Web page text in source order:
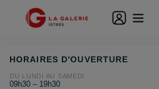
HORAIRES D'OUVERTURE
DU LUNDI AU SAMEDI
09h30 – 19h30